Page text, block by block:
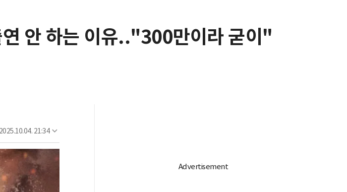
안 하는 이유.."300만이라 굳이"
2025.10.04. 21:34